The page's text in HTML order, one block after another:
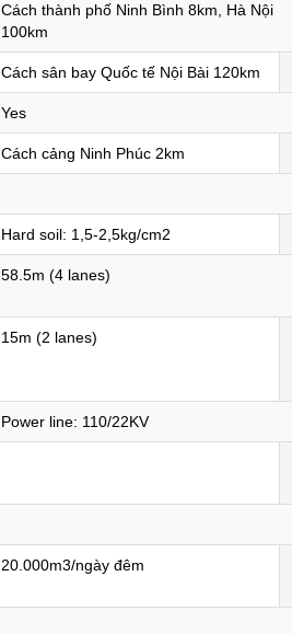
Cách thành phố Ninh Bình 8km, Hà Nội
100km
Cách sân bay Quốc tế Nội Bài 120km
Yes
Cách cảng Ninh Phúc 2km
Hard soil: 1,5-2,5kg/cm2
58.5m (4 lanes)
15m (2 lanes)
Power line: 110/22KV
20.000m3/ngày đêm